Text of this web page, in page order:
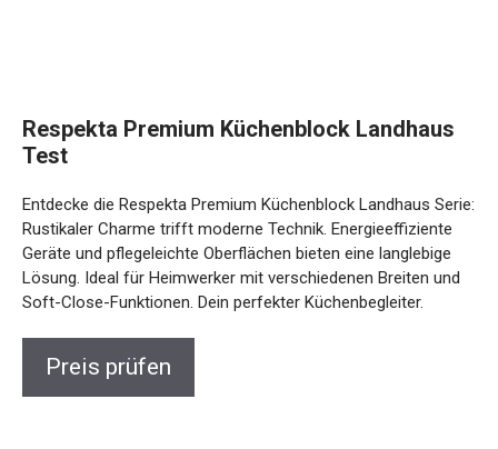
Respekta Premium Küchenblock Landhaus
Test
Entdecke die Respekta Premium Küchenblock Landhaus Serie:
Rustikaler Charme trifft moderne Technik. Energieeffiziente
Geräte und pflegeleichte Oberflächen bieten eine langlebige
Lösung. Ideal für Heimwerker mit verschiedenen Breiten und
Soft-Close-Funktionen. Dein perfekter Küchenbegleiter.
Preis prüfen